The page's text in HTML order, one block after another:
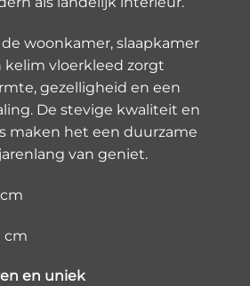
woonkamer, slaapkamer
kelim vloerkleed zorgt
gezelligheid en een
De stevige kwaliteit en
maken het een duurzame
van geniet.
cm
en uniek